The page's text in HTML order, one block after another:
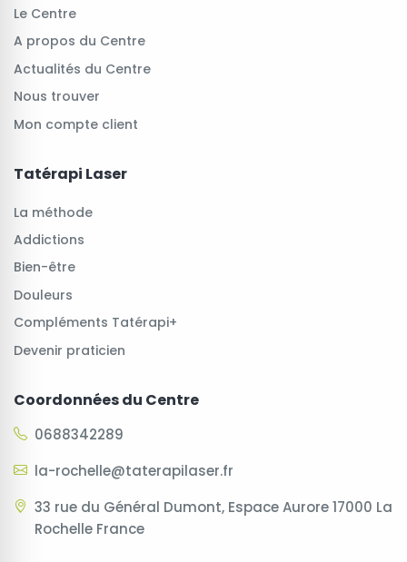
Le Centre
A propos du Centre
Actualités du Centre
Nous trouver
Mon compte client
Tatérapi Laser
La méthode
Addictions
Bien-être
Douleurs
Compléments Tatérapi+
Devenir praticien
Coordonnées du Centre
0688342289
la-rochelle@taterapilaser.fr
33 rue du Général Dumont, Espace Aurore 17000 La
Rochelle France